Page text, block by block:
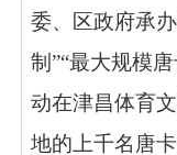
委、区政府承
制”“最大规模
动在津昌体育
地的上千名唐